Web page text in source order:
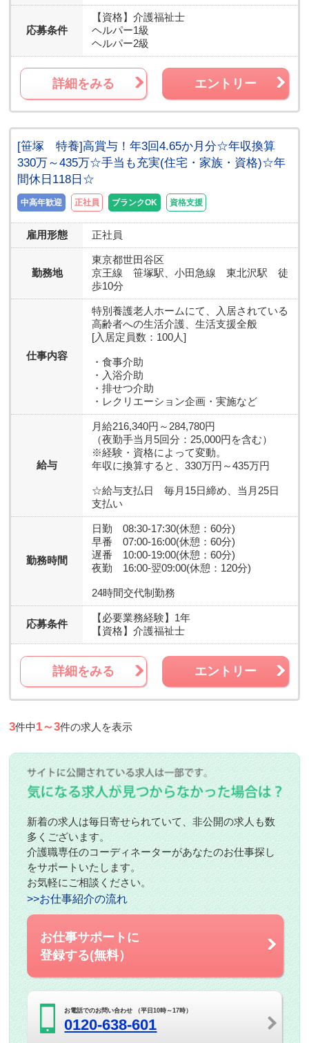
応募条件
【資格】 介護福祉士
ヘルパー1級
ヘルパー2級
詳細をみる エントリー
[笹塚 特養]高賞与！年3回4.65か月分☆年収換算
330万～435万☆手当も充実(住宅・家族・資格)☆年
間休日118日☆
中高年歓迎 正社員 ブランクOK 資格支援
雇用形態 正社員
勤務地
東京都世田谷区
京王線 笹塚駅、小田急線 東北沢駅 徒
歩10分
仕事内容
特別養護老人ホームにて、入居されている
高齢者への生活介護、生活支援全般
[入居定員数：100人]
・食事介助
・入浴介助
・排せつ介助
・レクリエーション企画・実施など
給与
月給216,340円～284,780円
（夜勤手当月5回分：25,000円を含む）
※経験・資格によって変動。
年収に換算すると、330万円～435万円
☆給与支払日 毎月15日締め、当月25日
支払い
勤務時間
日勤 08:30-17:30(休憩：60分)
早番 07:00-16:00(休憩：60分)
遅番 10:00-19:00(休憩：60分)
夜勤 16:00-翌09:00(休憩：120分)
24時間交代制勤務
応募条件
【必要業務経験】 1年
【資格】 介護福祉士
詳細をみる エントリー
3件中1～3件の求人を表示
新着の求人は毎日寄せられていて、非公開の求人も数
多くございます。
介護職専任のコーディネーターがあなたのお仕事探し
をサポートいたします。
お気軽にご相談ください。
>>お仕事紹介の流れ
お仕事サポートに
登録する(無料）
お電話でのお問い合わせ （平日10時～17時）
0120-638-601